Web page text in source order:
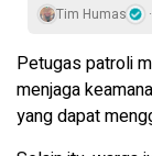
Tim Humas
Petugas patroli
menjaga
yang dapat